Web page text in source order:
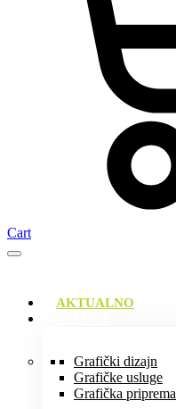
Cart
AKTUALNO
Grafički dizajn
Grafičke usluge
Grafička priprema